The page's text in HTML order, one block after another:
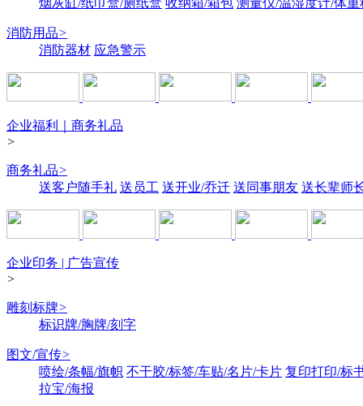
烟灰缸/纸巾盒/厕纸盒 收纳箱/箱包 测量仪/温湿度计/体重
消防用品>
消防器材 应急警示
企业福利｜商务礼品
>
商务礼品>
送客户随手礼 送员工 送开业/乔迁 送同事朋友 送长辈师
企业印务 | 广告宣传
>
雕刻标牌>
标识牌/胸牌/刻字
图文/宣传>
喷绘/条幅/旗帜 不干胶/标签/车贴/名片/卡片 复印打印/标
拉宝/海报